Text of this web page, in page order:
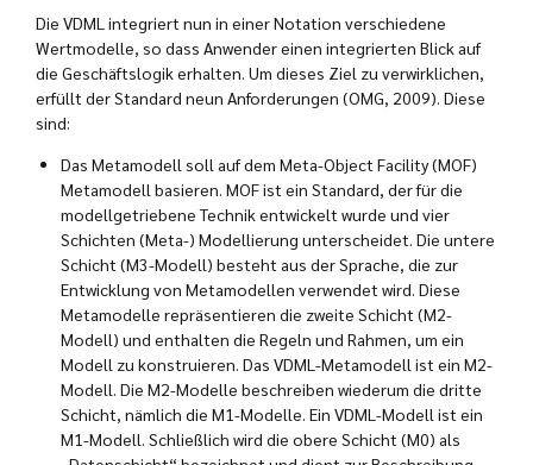
Die VDML integriert nun in einer Notation verschiedene
Wertmodelle, so dass Anwender einen integrierten Blick auf
die Geschäftslogik erhalten. Um dieses Ziel zu verwirklichen,
erfüllt der Standard neun Anforderungen (OMG, 2009). Diese
sind:
Das Metamodell soll auf dem Meta-Object Facility (MOF)
Metamodell basieren. MOF ist ein Standard, der für die
modellgetriebene Technik entwickelt wurde und vier
Schichten (Meta-) Modellierung unterscheidet. Die untere
Schicht (M3-Modell) besteht aus der Sprache, die zur
Entwicklung von Metamodellen verwendet wird. Diese
Metamodelle repräsentieren die zweite Schicht (M2-
Modell) und enthalten die Regeln und Rahmen, um ein
Modell zu konstruieren. Das VDML-Metamodell ist ein M2-
Modell. Die M2-Modelle beschreiben wiederum die dritte
Schicht, nämlich die M1-Modelle. Ein VDML-Modell ist ein
M1-Modell. Schließlich wird die obere Schicht (M0) als